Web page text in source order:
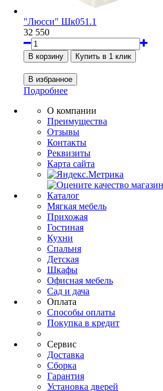
"Люсси" Шк051.1
32 550
Подробнее
О компании
Преимущества
Отзывы
Контакты
Реквизиты
Карта сайта
Каталог
Мягкая мебель
Прихожая
Гостиная
Кухни
Спальня
Детская
Шкафы
Офисная мебель
Сад и дача
Оплата
Способы оплаты
Покупка в кредит
Сервис
Доставка
Сборка
Гарантия
Установка дверей